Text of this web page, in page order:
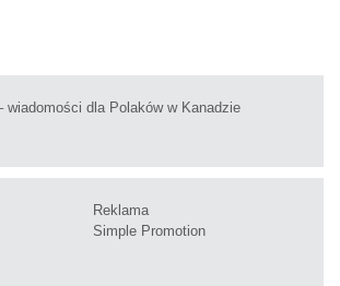
wiadomości dla Polaków w Kanadzie
Reklama
Simple Promotion